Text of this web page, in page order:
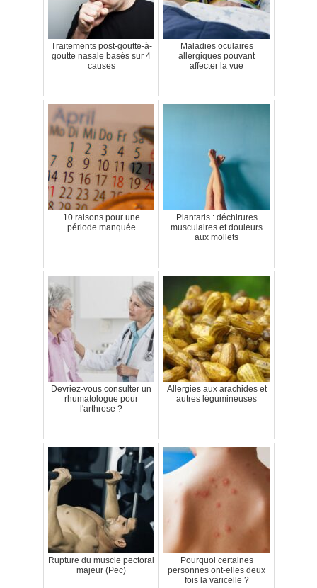
Traitements post-goutte-à-
goutte nasale basés sur 4
causes
Maladies oculaires
allergiques pouvant
affecter la vue
10 raisons pour une
période manquée
Plantaris : déchirures
musculaires et douleurs
aux mollets
Devriez-vous consulter un
rhumatologue pour
l'arthrose ?
Allergies aux arachides et
autres légumineuses
Rupture du muscle pectoral
majeur (Pec)
Pourquoi certaines
personnes ont-elles deux
fois la varicelle ?